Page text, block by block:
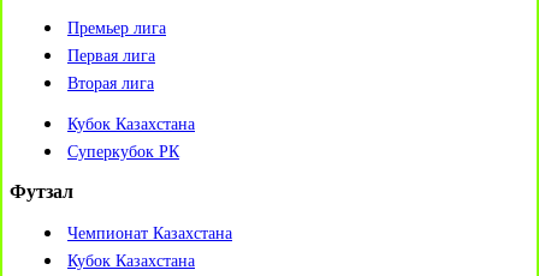
Премьер лига
Первая лига
Вторая лига
Кубок Казахстана
Суперкубок РК
Футзал
Чемпионат Казахстана
Кубок Казахстана